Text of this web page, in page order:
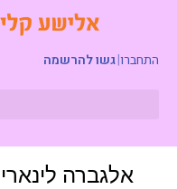
התחברו|גשו להרשמה
אלגברה לינארית 1 – פתרון